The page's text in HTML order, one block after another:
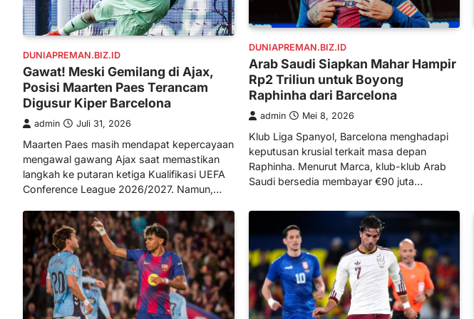
DUNIAPREMAN.BIZ.ID
Gawat! Meski Gemilang di Ajax,
Posisi Maarten Paes Terancam
Digusur Kiper Barcelona
admin Juli 31, 2026
Maarten Paes masih mendapat kepercayaan
mengawal gawang Ajax saat memastikan
langkah ke putaran ketiga Kualifikasi UEFA
Conference League 2026/2027. Namun,…
DUNIAPREMAN.BIZ.ID
Arab Saudi Siapkan Mahar Hampir
Rp2 Triliun untuk Boyong
Raphinha dari Barcelona
admin Mei 8, 2026
Klub Liga Spanyol, Barcelona menghadapi
keputusan krusial terkait masa depan
Raphinha. Menurut Marca, klub-klub Arab
Saudi bersedia membayar €90 juta…